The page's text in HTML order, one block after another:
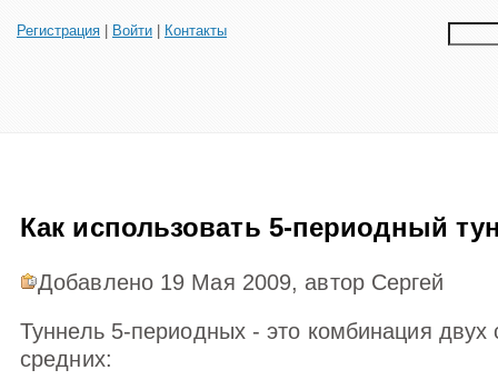
Регистрация Войти Контакты
Как использовать 5-периодный
Добавлено 19 Мая 2009, автор
Туннель 5-периодных - это комбинация двух
средних: